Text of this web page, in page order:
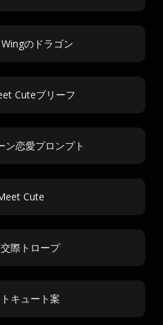
のドラゴン
Cuteブリーフ
ン恋愛プロンプト
Cute
際トロープ
キュート案